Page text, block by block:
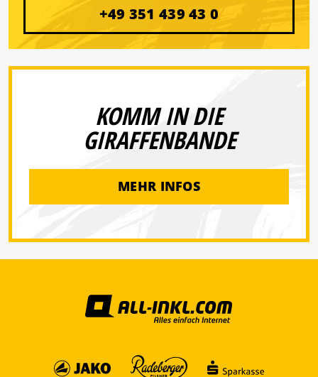
+49 351 439 43 0
KOMM IN DIE
GIRAFFENBANDE
MEHR INFOS